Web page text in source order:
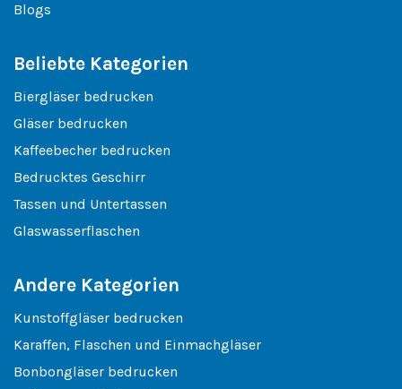
Blogs
Beliebte Kategorien
Biergläser bedrucken
Gläser bedrucken
Kaffeebecher bedrucken
Bedrucktes Geschirr
Tassen und Untertassen
Glaswasserflaschen
Andere Kategorien
Kunstoffgläser bedrucken
Karaffen, Flaschen und Einmachgläser
Bonbongläser bedrucken